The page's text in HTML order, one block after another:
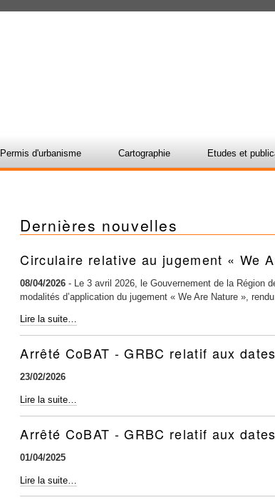
Permis d'urbanisme Cartographie Etudes et
Dernières nouvelles
Circulaire relative au jugement « We
08/04/2026 - Le 3 avril 2026, le Gouvernement de la Région
modalités d’application du jugement « We Are Nature »,
Circulaire
jugement
«
Are
Nature
-
Lire la suite…
Arrêté CoBAT - GRBC relatif aux
23/02/2026
Arrêté
GRBC
relatif
dates
des
Lire la suite…
Arrêté CoBAT - GRBC relatif aux
01/04/2025
Arrêté
Lire la suite…